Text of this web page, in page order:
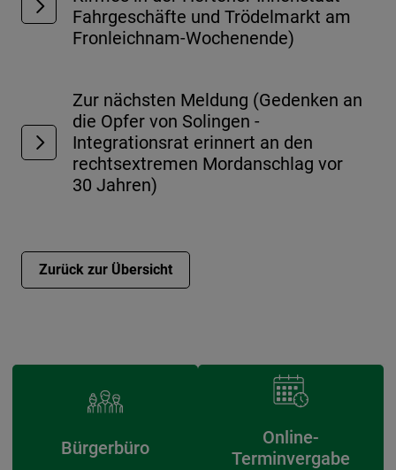
Fahrgeschäfte und Trödelmarkt am
Fronleichnam-Wochenende)
Zur nächsten Meldung (Gedenken an
die Opfer von Solingen -
Integrationsrat erinnert an den
rechtsextremen Mordanschlag vor
30 Jahren)
Zurück zur Übersicht
Bürgerbüro
Online-
Terminvergabe